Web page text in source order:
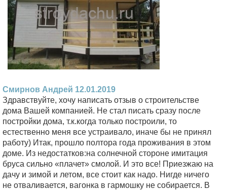
Смирнов Андрей 12.01.2019
Здравствуйте, хочу написать отзыв о строительстве
дома Вашей компанией. Не стал писать сразу после
постройки дома, т.к.когда только построили, то
естественно меня все устраивало, иначе бы не принял
работу) Итак, прошло полтора года проживания в этом
доме. Из недостатков:на солнечной стороне имитация
бруса сильно «плачет» смолой. И это все! Приезжаю на
дачу и зимой и летом, все стоит как надо. Нигде ничего
не отваливается, вагонка в гармошку не собирается. В